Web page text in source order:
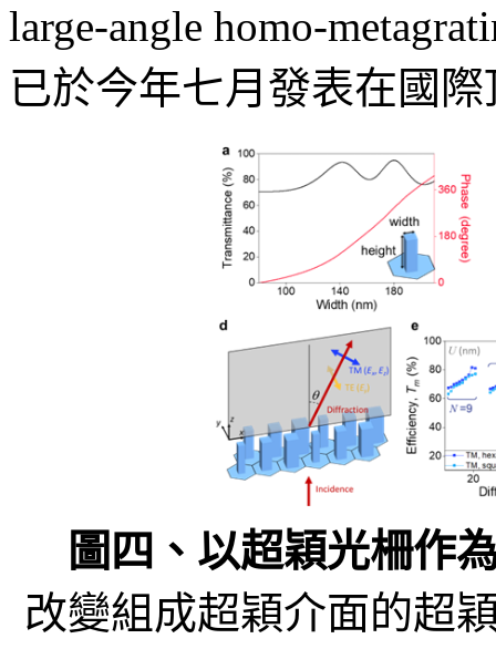
large-angle homo-
已於今年七月發表在國際
圖四、以超穎光柵作
改變組成超穎介面的超